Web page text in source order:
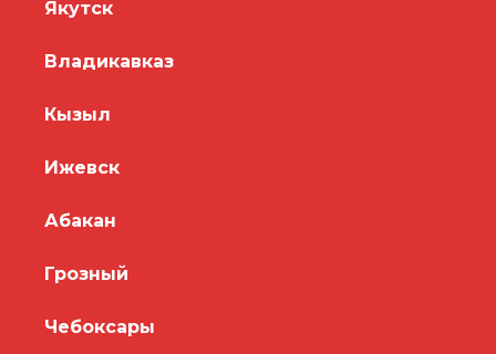
Якутск
Владикавказ
Кызыл
Ижевск
Абакан
Грозный
Чебоксары